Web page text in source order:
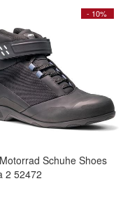
- 10%
Schuhe Shoes
2 52472